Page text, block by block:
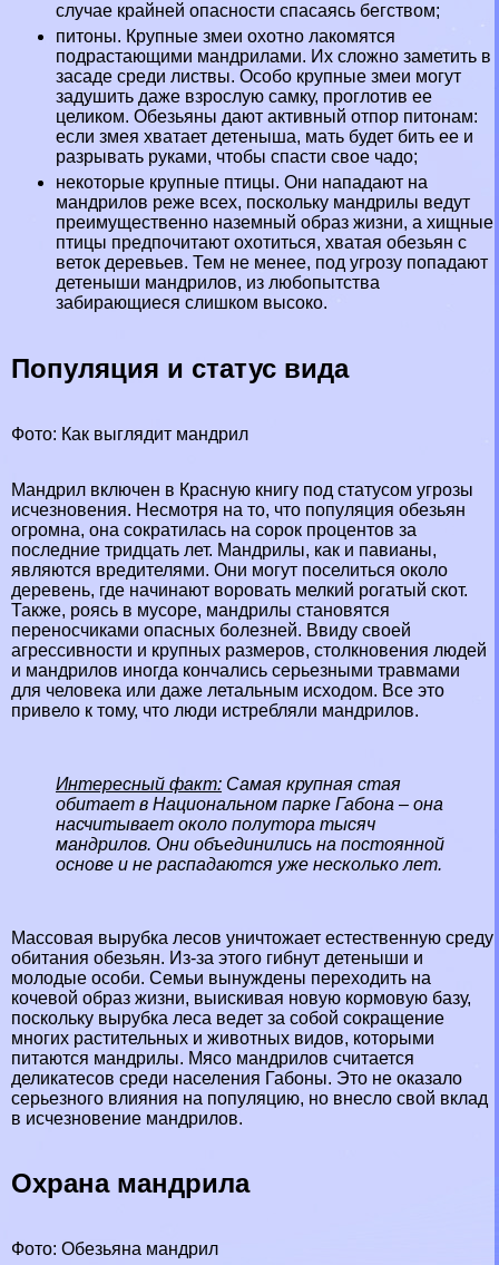
случае крайней опасности спасаясь бегством;
питоны. Крупные змеи охотно лакомятся
подрастающими мaндрилами. Их сложно заметить в
засаде среди листвы. Особо крупные змеи могут
задушить даже взрослую самку, проглотив ее
целиком. Обезьяны дают активный отпор питонам:
если змея хватает детеныша, мать будет бить ее и
разрывать руками, чтобы спасти свое чадо;
некоторые крупные птицы. Они нападают на
мaндрилов реже всех, поскольку мaндрилы ведут
преимущественно наземный образ жизни, а хищные
птицы предпочитают охотиться, хватая обезьян с
веток деревьев. Тем не менее, под угрозу попадают
детеныши мaндрилов, из любопытства
забирающиеся слишком высоко.
Популяция и статус вида
Фото: Как выглядит мaндрил
Maндрил включен в Красную книгу под статусом угрозы
исчезновения. Несмотря на то, что популяция обезьян
огромна, она сократилась на сорок процентов за
последние тридцать лет. Maндрилы, как и павианы,
являются вредителями. Они могут поселиться около
деревень, где начинают воровать мелкий рогатый скот.
Также, роясь в мусоре, мaндрилы становятся
переносчиками опасных болезней. Ввиду своей
агрессивности и крупных размеров, столкновения людей
и мaндрилов иногда кончались серьезными травмами
для человека или даже летальным исходом. Все это
привело к тому, что люди истрeбляли мaндрилов.
Интересный факт: Самая крупная стая
обитает в Национальном парке Габона – она
насчитывает около полутора тысяч
мaндрилов. Они объединились на постоянной
основе и не распадаются уже несколько лет.
Массовая вырубка лесов уничтожает естественную среду
обитания обезьян. Из-за этого гибнут детеныши и
молодые особи. Семьи вынуждены переходить на
кочевой образ жизни, выискивая новую кормовую базу,
поскольку вырубка леса ведет за собой сокращение
многих растительных и животных видов, которыми
питаются мaндрилы. Мясо мaндрилов считается
деликатесов среди населения Габоны. Это не оказало
серьезного влияния на популяцию, но внесло свой вклад
в исчезновение мaндрилов.
Охрана мaндрила
Фото: Обезьяна мaндрил